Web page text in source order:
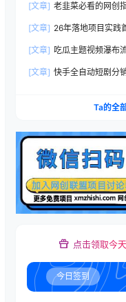
[文章] 老韭菜必看的网创
[文章] 26年落地项目实践
[文章] 吃瓜主题视频瀑布
[文章] 快手全自动短剧分
Ta的全
点击领取今
今日签到